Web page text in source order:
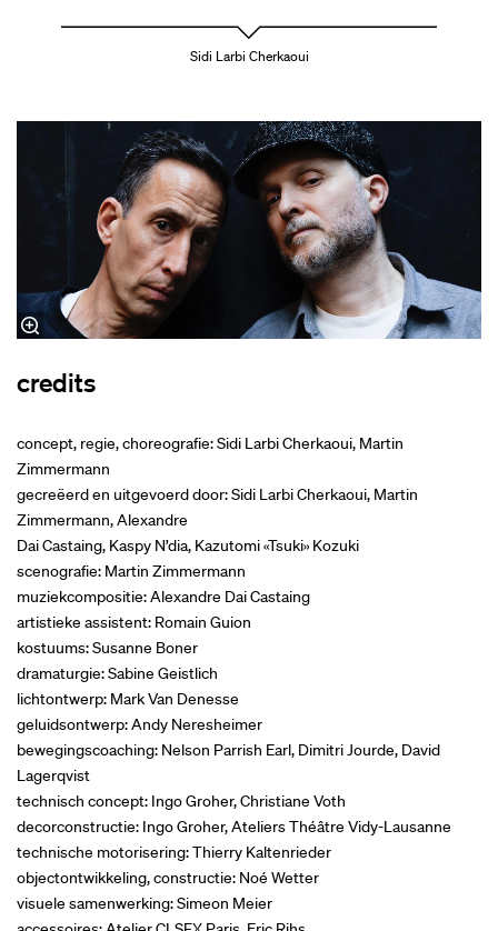
Sidi Larbi Cherkaoui
credits
concept, regie, choreografie: Sidi Larbi Cherkaoui, Martin
Zimmermann
gecreëerd en uitgevoerd door: Sidi Larbi Cherkaoui, Martin
Zimmermann, Alexandre
Dai Castaing, Kaspy N’dia, Kazutomi «Tsuki» Kozuki
scenografie: Martin Zimmermann
muziekcompositie: Alexandre Dai Castaing
artistieke assistent: Romain Guion
kostuums: Susanne Boner
dramaturgie: Sabine Geistlich
lichtontwerp: Mark Van Denesse
geluidsontwerp: Andy Neresheimer
bewegingscoaching: Nelson Parrish Earl, Dimitri Jourde, David
Lagerqvist
technisch concept: Ingo Groher, Christiane Voth
decorconstructie: Ingo Groher, Ateliers Théâtre Vidy-Lausanne
technische motorisering: Thierry Kaltenrieder
objectontwikkeling, constructie: Noé Wetter
visuele samenwerking: Simeon Meier